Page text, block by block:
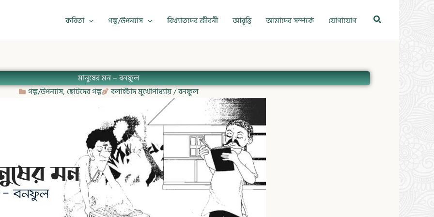
কবিতা গল্প/উপন্যাস বিখ্যাতদের জীবনী আবৃত্তি আমাদের সম্পর্কে যোগাযোগ Search
মানুষের মন – বনফুল
গল্প/উপন্যাস, ছোটদের গল্প বলাইচাঁদ মুখোপাধ্যায় / বনফুল